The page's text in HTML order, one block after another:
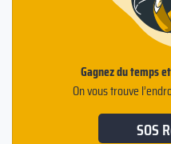
Gagnez du temps
On vous trouve
SOS